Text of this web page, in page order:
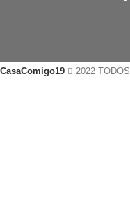
CasaComigo19 2022